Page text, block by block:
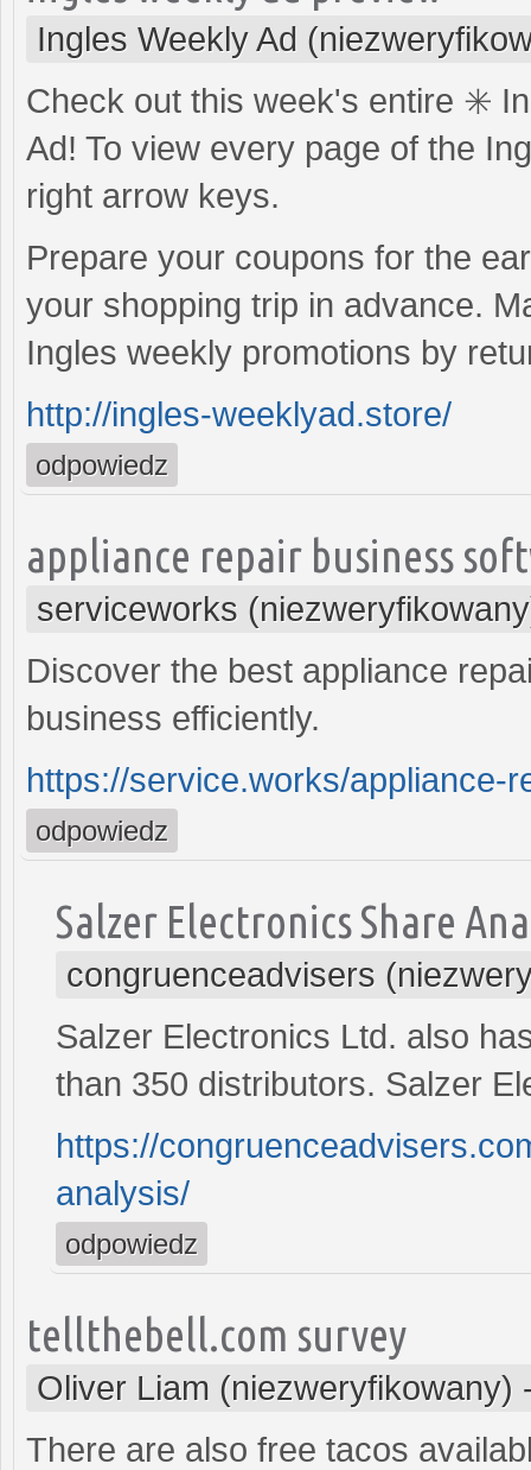
Ingles Weekly Ad
Check out this week's entire ✳️
Ad! To view every page of the
right arrow keys.
Prepare your coupons for the
your shopping trip in advance.
Ingles weekly promotions by
http://ingles-weeklyad.store/
odpowiedz
appliance repair business
serviceworks
Discover the best appliance
business efficiently.
https://service.works/appliance-
odpowiedz
Salzer Electronics Share
congruenceadvisers
Salzer Electronics Ltd. also
than 350 distributors. Salzer
https://
analysis/
odpowiedz
tellthebell.com survey
Oliver Liam (niezweryfikowany)
There are also free tacos